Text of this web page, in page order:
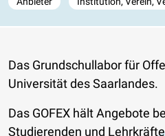
Das Grundschullabor für
Universität des Saarlandes.
Das GOFEX hält Angebote
Studierenden und